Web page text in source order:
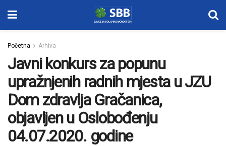
Početna Arhiva
Javni konkurs za popunu
upražnjenih radnih mjesta u JZU
Dom zdravlja Gračanica,
objavljen u Oslobođenju
04.07.2020. godine